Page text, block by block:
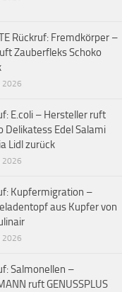
Rückruf: Fremdkörper –
Zauberfleks Schoko
2026
E.coli – Hersteller ruft
Delikatess Edel Salami
Lidl zurück
2026
Kupfermigration –
aus Kupfer von
2026
Salmonellen –
ruft GENUSSPLUS